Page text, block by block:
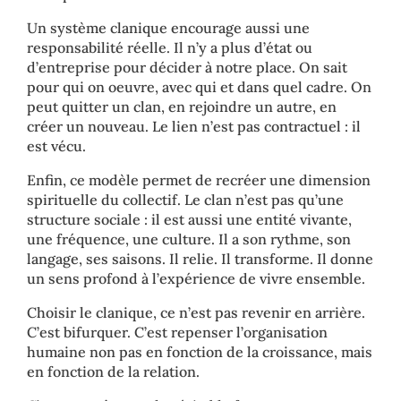
Un système clanique encourage aussi une
responsabilité réelle. Il n’y a plus d’état ou
d’entreprise pour décider à notre place. On sait
pour qui on oeuvre, avec qui et dans quel cadre. On
peut quitter un clan, en rejoindre un autre, en
créer un nouveau. Le lien n’est pas contractuel : il
est vécu.
Enfin, ce modèle permet de recréer une dimension
spirituelle du collectif. Le clan n’est pas qu’une
structure sociale : il est aussi une entité vivante,
une fréquence, une culture. Il a son rythme, son
langage, ses saisons. Il relie. Il transforme. Il donne
un sens profond à l’expérience de vivre ensemble.
Choisir le clanique, ce n’est pas revenir en arrière.
C’est bifurquer. C’est repenser l’organisation
humaine non pas en fonction de la croissance, mais
en fonction de la relation.